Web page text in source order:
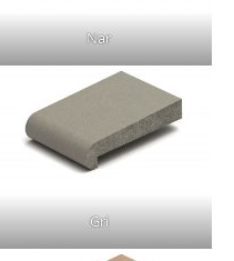
Nar
Gri